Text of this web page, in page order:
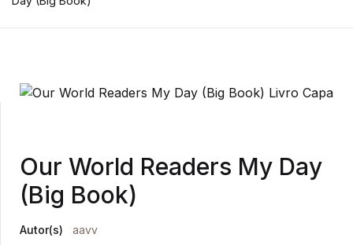
Our World Readers My Day
(Big Book)
Autor(s) aavv